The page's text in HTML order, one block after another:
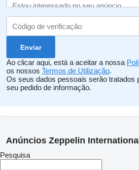
Ao clicar aqui, está a aceitar a nossa
os nossos Termos de Utilização.
Os seus dados pessoais serão tratados
seu pedido de informação.
Anúncios Zeppelin
Pesquisa